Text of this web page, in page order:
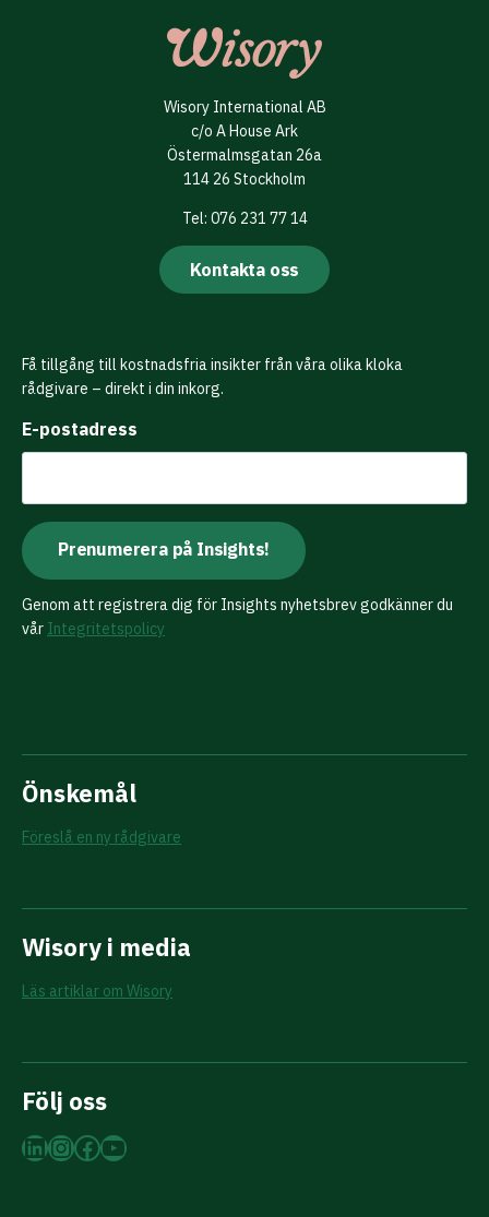
Wisory International AB
c/o A House Ark
Östermalmsgatan 26a
114 26 Stockholm
Tel: 076 231 77 14
Kontakta oss
Få tillgång till kostnadsfria insikter från våra olika kloka
rådgivare – direkt i din inkorg.
E-postadress
Genom att registrera dig för Insights nyhetsbrev godkänner du
vår Integritetspolicy
Önskemål
Föreslå en ny rådgivare
Wisory i media
Läs artiklar om Wisory
Följ oss
LinkedIn
Instagram
Facebook
YouTube